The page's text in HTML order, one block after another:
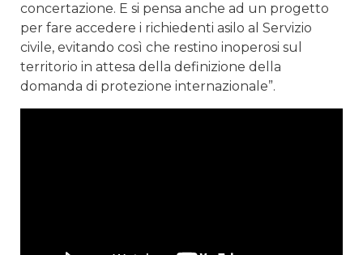
concertazione. E si pensa anche ad un progetto
per fare accedere i richiedenti asilo al Servizio
civile, evitando così che restino inoperosi sul
territorio in attesa della definizione della
domanda di protezione internazionale”.